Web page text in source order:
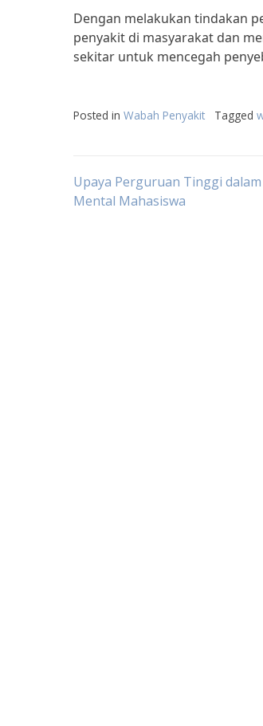
Dengan melakukan tindakan
penyakit di masyarakat dan
sekitar untuk mencegah
Posted in Wabah Penyakit Tagged
Post
Upaya Perguruan Tinggi
Mental Mahasiswa